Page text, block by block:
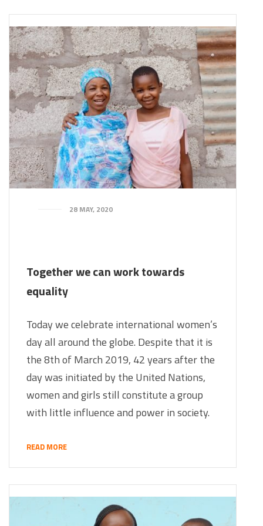
28 MAY, 2020
Together we can work towards
equality
Today we celebrate international women’s
day all around the globe. Despite that it is
the 8th of March 2019, 42 years after the
day was initiated by the United Nations,
women and girls still constitute a group
with little influence and power in society.
READ MORE